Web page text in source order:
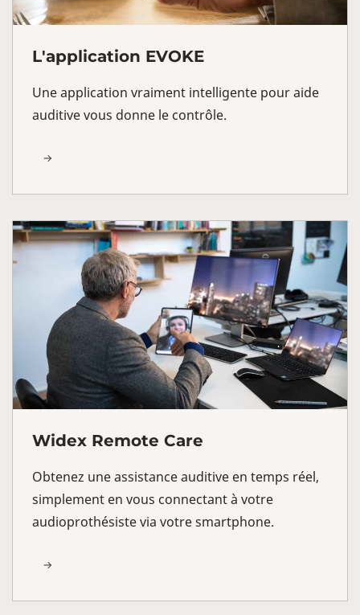
L'application EVOKE
Une application vraiment intelligente pour aide
auditive vous donne le contrôle.
Widex Remote Care
Obtenez une assistance auditive en temps réel,
simplement en vous connectant à votre
audioprothésiste via votre smartphone.